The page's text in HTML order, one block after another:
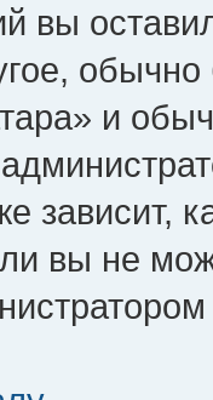
вы
и
зависит,
вы не